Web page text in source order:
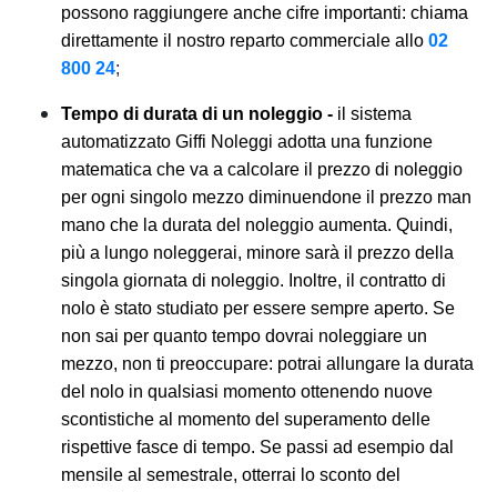
possono raggiungere anche cifre importanti: chiama
direttamente il nostro reparto commerciale allo 02
800 24;
Tempo di durata di un noleggio - il sistema
automatizzato Giffi Noleggi adotta una funzione
matematica che va a calcolare il prezzo di noleggio
per ogni singolo mezzo diminuendone il prezzo man
mano che la durata del noleggio aumenta. Quindi,
più a lungo noleggerai, minore sarà il prezzo della
singola giornata di noleggio. Inoltre, il contratto di
nolo è stato studiato per essere sempre aperto. Se
non sai per quanto tempo dovrai noleggiare un
mezzo, non ti preoccupare: potrai allungare la durata
del nolo in qualsiasi momento ottenendo nuove
scontistiche al momento del superamento delle
rispettive fasce di tempo. Se passi ad esempio dal
mensile al semestrale, otterrai lo sconto del